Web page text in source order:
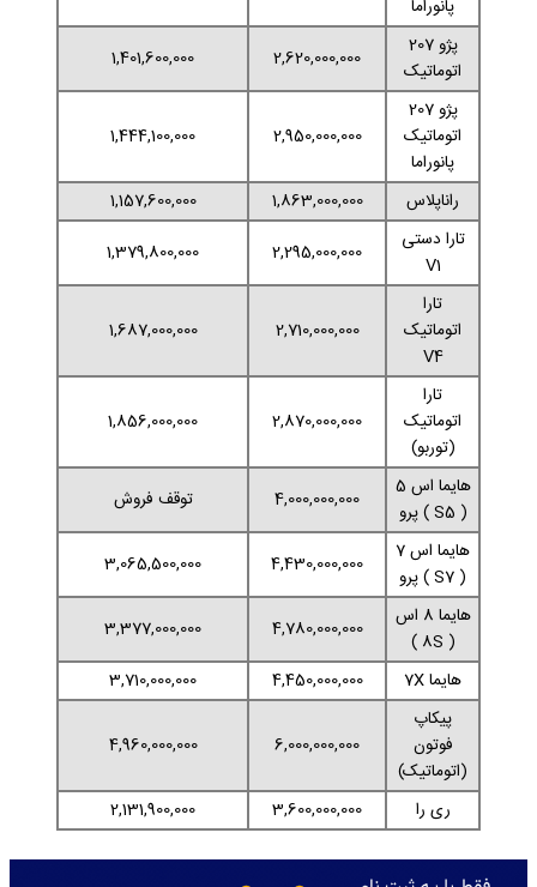
پانوراما
پژو 207
اتوماتیک
2,620,000,000
1,401,600,000
پژو 207
اتوماتیک
پانوراما
2,950,000,000
1,444,100,000
راناپلاس 1,863,000,000
1,157,600,000
تارا دستی
V1
2,295,000,000
1,379,800,000
تارا
اتوماتیک
V4
2,710,000,000
1,687,000,000
تارا
اتوماتیک
(توربو)
2,870,000,000
1,856,000,000
هایما اس 5
( S5 ) پرو
4,000,000,000
توقف فروش
هایما اس 7
( S7 ) پرو
4,430,000,000
3,065,500,000
هایما 8 اس
( 8S )
4,780,000,000
3,377,000,000
هایما 7X
4,450,000,000
3,710,000,000
پیکاپ
فوتون
(اتوماتیک)
6,000,000,000
4,960,000,000
ری را 3,600,000,000
2,131,900,000